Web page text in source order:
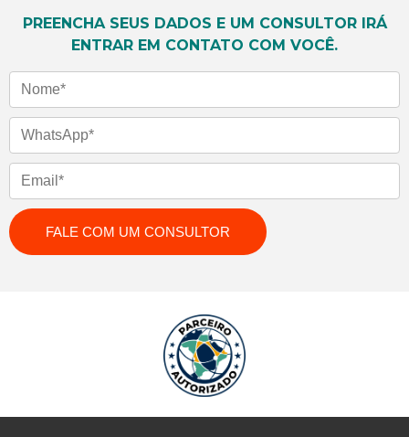
PREENCHA SEUS DADOS E UM CONSULTOR IRÁ
ENTRAR EM CONTATO COM VOCÊ.
Nome
WhatsApp
Email
FALE COM UM CONSULTOR